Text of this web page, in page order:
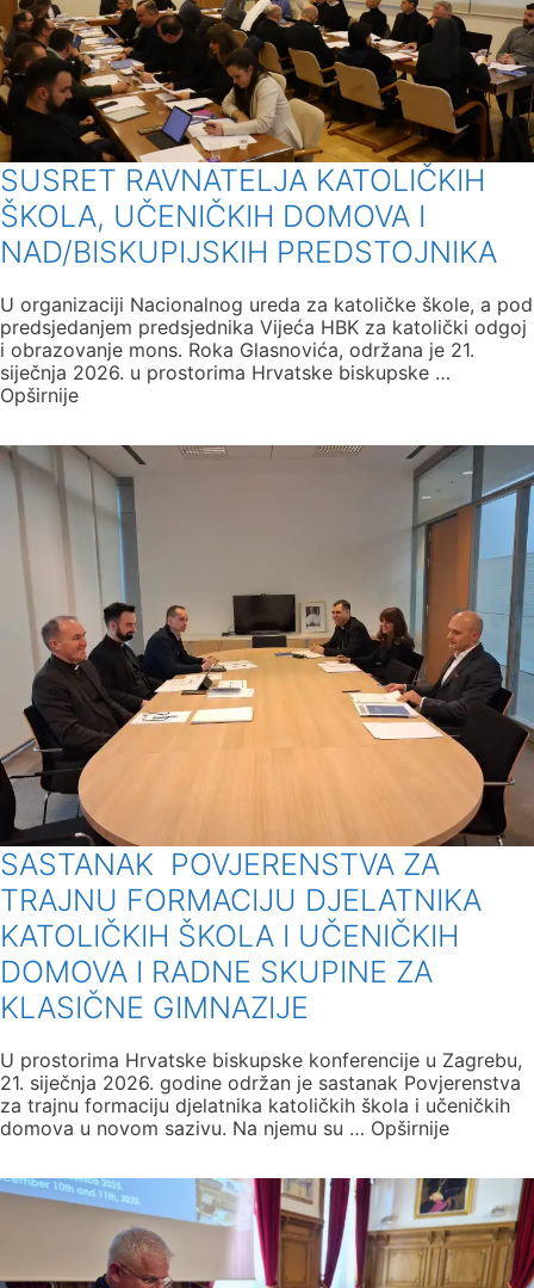
SUSRET RAVNATELJA KATOLIČKIH
ŠKOLA, UČENIČKIH DOMOVA I
NAD/BISKUPIJSKIH PREDSTOJNIKA
U organizaciji Nacionalnog ureda za katoličke škole, a pod
predsjedanjem predsjednika Vijeća HBK za katolički odgoj
i obrazovanje mons. Roka Glasnovića, održana je 21.
siječnja 2026. u prostorima Hrvatske biskupske …
Opširnije
SASTANAK POVJERENSTVA ZA
TRAJNU FORMACIJU DJELATNIKA
KATOLIČKIH ŠKOLA I UČENIČKIH
DOMOVA I RADNE SKUPINE ZA
KLASIČNE GIMNAZIJE
U prostorima Hrvatske biskupske konferencije u Zagrebu,
21. siječnja 2026. godine održan je sastanak Povjerenstva
za trajnu formaciju djelatnika katoličkih škola i učeničkih
domova u novom sazivu. Na njemu su … Opširnije